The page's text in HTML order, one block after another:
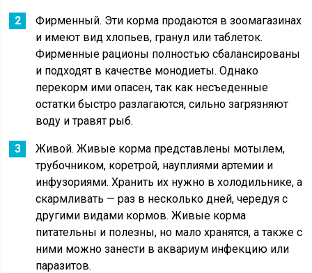
Фирменный. Эти корма продаются в зоомагазинах
и имеют вид хлопьев, гранул или таблеток.
Фирменные рационы полностью сбалансированы
и подходят в качестве монодиеты. Однако
перекорм ими опасен, так как несъеденные
остатки быстро разлагаются, сильно загрязняют
воду и травят рыб.
Живой. Живые корма представлены мотылем,
трубочником, коретрой, науплиями артемии и
инфузориями. Хранить их нужно в холодильнике, а
скармливать — раз в несколько дней, чередуя с
другими видами кормов. Живые корма
питательны и полезны, но мало хранятся, а также с
ними можно занести в аквариум инфекцию или
паразитов.